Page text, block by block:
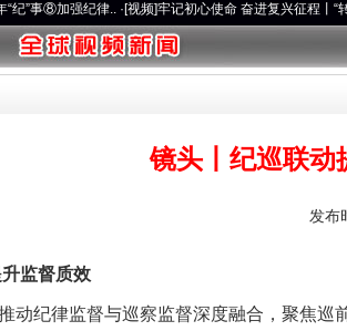
视频]牢记初心使命 奋进复兴征程丨“转折之城”激荡..·[视
镜头丨纪巡联动
发布
监督质效
纪律监督与巡察监督深度融合，聚焦巡